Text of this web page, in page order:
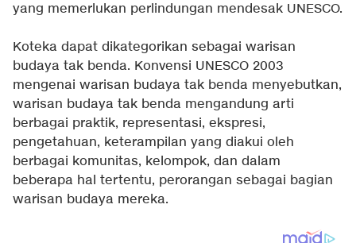
yang memerlukan perlindungan mendesak UNESCO.
Koteka dapat dikategorikan sebagai warisan
budaya tak benda. Konvensi UNESCO 2003
mengenai warisan budaya tak benda menyebutkan,
warisan budaya tak benda mengandung arti
berbagai praktik, representasi, ekspresi,
pengetahuan, keterampilan yang diakui oleh
berbagai komunitas, kelompok, dan dalam
beberapa hal tertentu, perorangan sebagai bagian
warisan budaya mereka.